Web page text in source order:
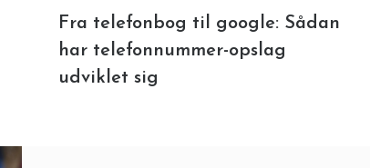
Fra telefonbog til google: Sådan
har telefonnummer-opslag
udviklet sig